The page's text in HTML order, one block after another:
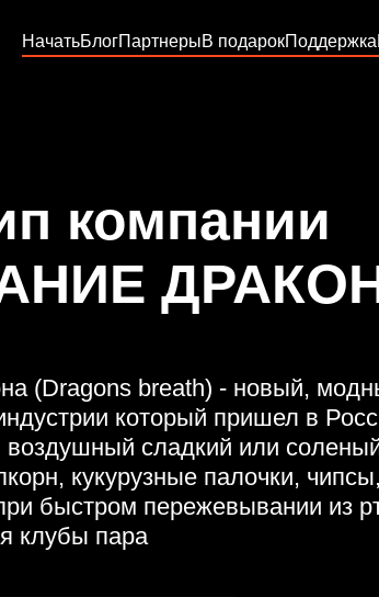
НачатьБлогПартнерыВ подарокПоддержка
компании
(Dragons breath) - новый,
который пришел в
сладкий или
кукурузные палочки,
быстром пережевывании из
клубы пара